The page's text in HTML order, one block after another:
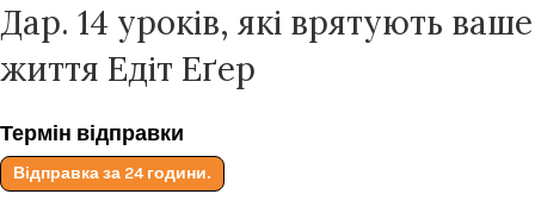
Дар. 14 уроків, які врятують ваше
життя Едіт Еґер
Термін відправки
Відправка за 24 години.